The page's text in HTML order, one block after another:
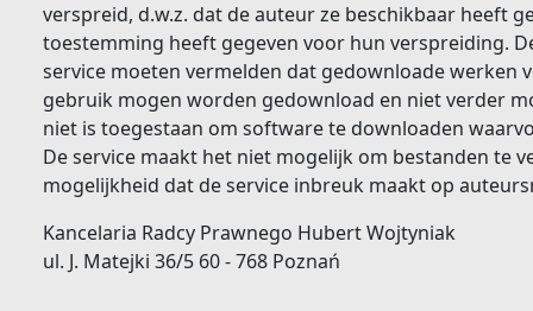
verspreid, d.w.z. dat de auteur ze beschikbaar heeft
toestemming heeft gegeven voor hun verspreiding.
service moeten vermelden dat gedownloade werken
gebruik mogen worden gedownload en niet verder
niet is toegestaan om software te downloaden
De service maakt het niet mogelijk om bestanden te
mogelijkheid dat de service inbreuk maakt op
Kancelaria Radcy Prawnego Hubert Wojtyniak
ul. J. Matejki 36/5 60 - 768 Poznań